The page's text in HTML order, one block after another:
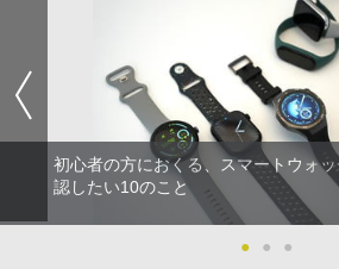
初心者の方におくる、スマートウォ
認したい10のこと
● ● ●